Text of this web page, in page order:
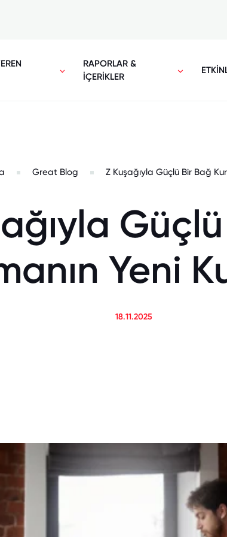
RAPORLAR &
İÇERİKLER
Great Blog Z Kuşağıyla Güçlü Bir Bağ
Yeni
18.11.2025